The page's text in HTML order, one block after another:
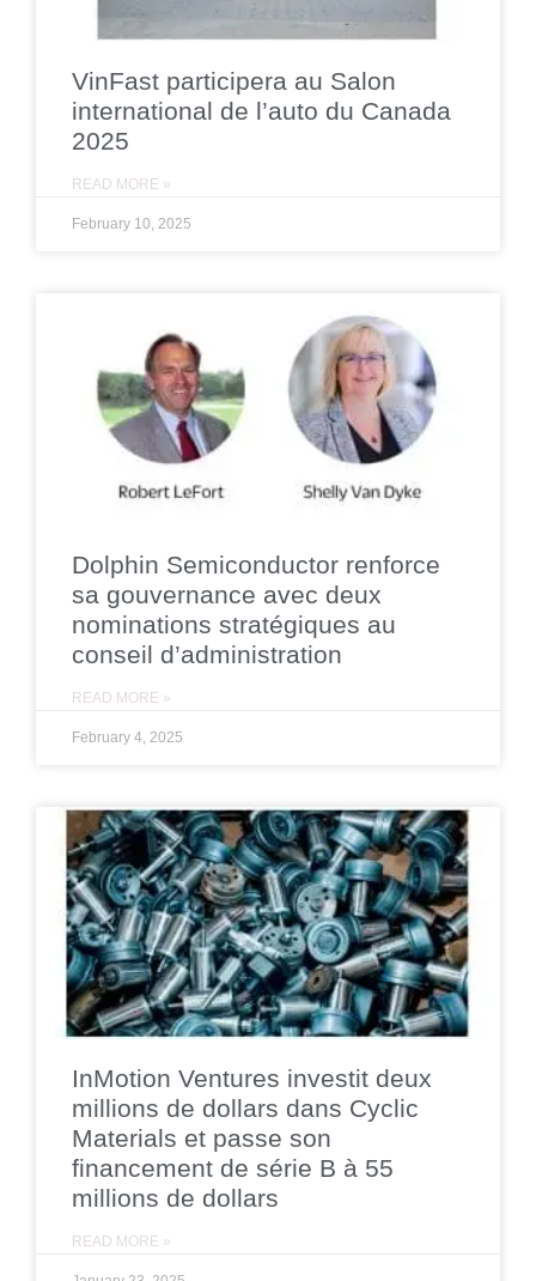
VinFast participera au Salon
international de l’auto du Canada
2025
READ MORE »
February 10, 2025
Dolphin Semiconductor renforce
sa gouvernance avec deux
nominations stratégiques au
conseil d’administration
READ MORE »
February 4, 2025
InMotion Ventures investit deux
millions de dollars dans Cyclic
Materials et passe son
financement de série B à 55
millions de dollars
READ MORE »